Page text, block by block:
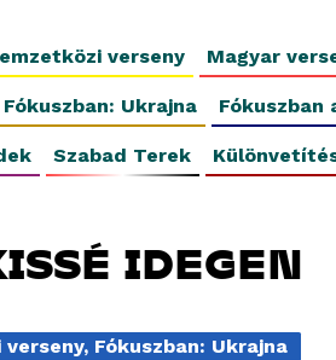
verseny Magyar
Fókuszban: Ukrajna
Szabad Terek
IDEGEN
Fókuszban: Ukrajna